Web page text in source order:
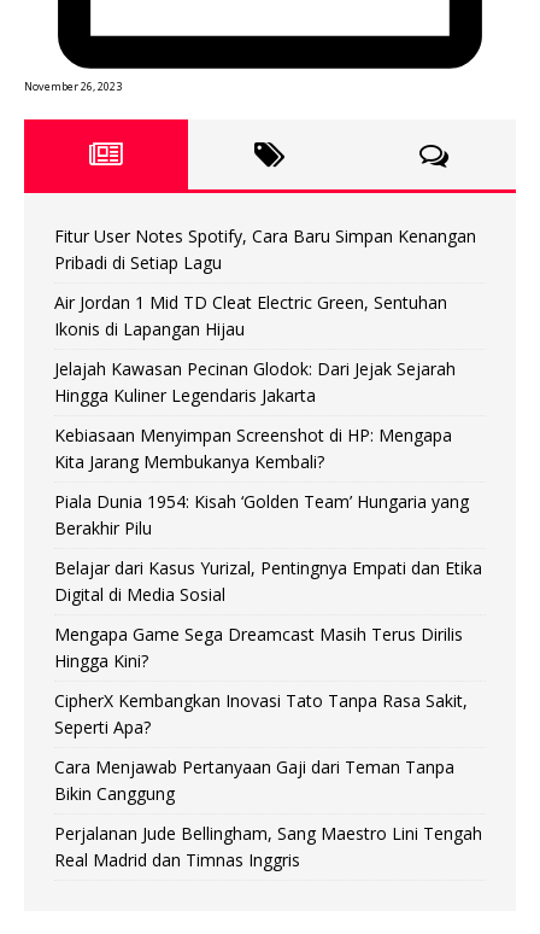
November 26, 2023
Fitur User Notes Spotify, Cara Baru Simpan Kenangan
Pribadi di Setiap Lagu
Air Jordan 1 Mid TD Cleat Electric Green, Sentuhan
Ikonis di Lapangan Hijau
Jelajah Kawasan Pecinan Glodok: Dari Jejak Sejarah
Hingga Kuliner Legendaris Jakarta
Kebiasaan Menyimpan Screenshot di HP: Mengapa
Kita Jarang Membukanya Kembali?
Piala Dunia 1954: Kisah ‘Golden Team’ Hungaria yang
Berakhir Pilu
Belajar dari Kasus Yurizal, Pentingnya Empati dan Etika
Digital di Media Sosial
Mengapa Game Sega Dreamcast Masih Terus Dirilis
Hingga Kini?
CipherX Kembangkan Inovasi Tato Tanpa Rasa Sakit,
Seperti Apa?
Cara Menjawab Pertanyaan Gaji dari Teman Tanpa
Bikin Canggung
Perjalanan Jude Bellingham, Sang Maestro Lini Tengah
Real Madrid dan Timnas Inggris